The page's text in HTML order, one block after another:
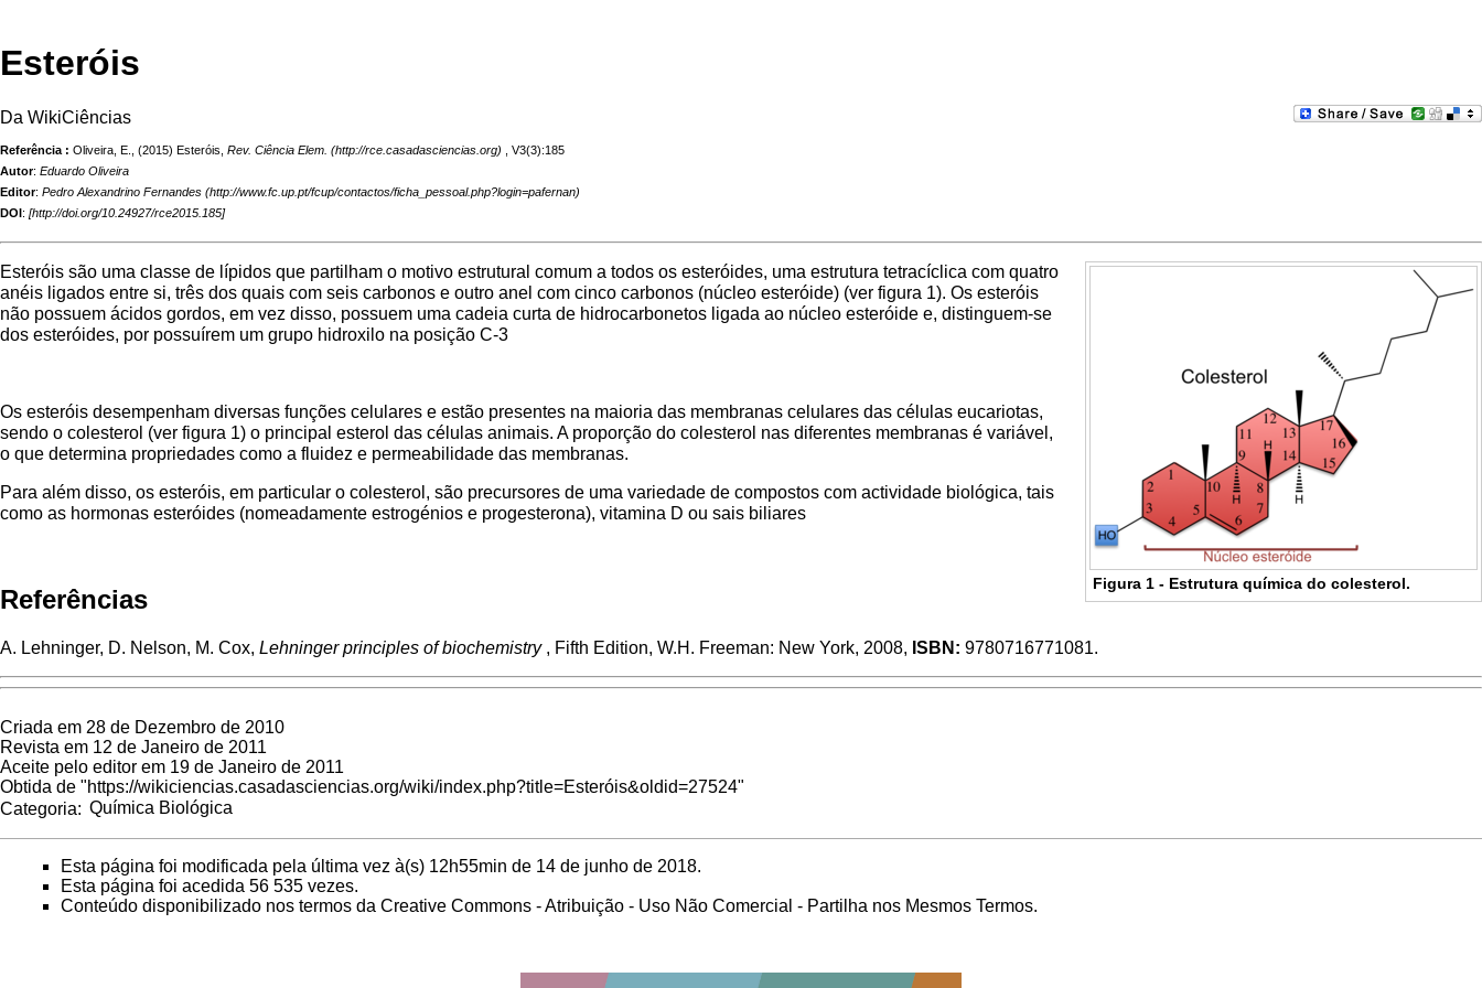
Esteróis
Da WikiCiências
Referência : Oliveira, E., (2015) Esteróis, Rev. Ciência Elem.
, V3(3):185
Autor: Eduardo Oliveira
Editor: Pedro Alexandrino Fernandes
DOI: [http://doi.org/10.24927/rce2015.185]
Figura 1 - Estrutura química do colesterol.
Esteróis são uma classe de lípidos que partilham o motivo estrutural comum a todos os esteróides, uma estrutura tetracíclica com quatro
anéis ligados entre si, três dos quais com seis carbonos e outro anel com cinco carbonos (núcleo esteróide) (ver figura 1). Os esteróis
não possuem ácidos gordos, em vez disso, possuem uma cadeia curta de hidrocarbonetos ligada ao núcleo esteróide e, distinguem-se
dos esteróides, por possuírem um grupo hidroxilo na posição C-3
Os esteróis desempenham diversas funções celulares e estão presentes na maioria das membranas celulares das células eucariotas,
sendo o colesterol (ver figura 1) o principal esterol das células animais. A proporção do colesterol nas diferentes membranas é variável,
o que determina propriedades como a fluidez e permeabilidade das membranas.
Para além disso, os esteróis, em particular o colesterol, são precursores de uma variedade de compostos com actividade biológica, tais
como as hormonas esteróides (nomeadamente estrogénios e progesterona), vitamina D ou sais biliares
Referências
A. Lehninger, D. Nelson, M. Cox, Lehninger principles of biochemistry , Fifth Edition, W.H. Freeman: New York, 2008, ISBN: 9780716771081.
Criada em 28 de Dezembro de 2010
Revista em 12 de Janeiro de 2011
Aceite pelo editor em 19 de Janeiro de 2011
Obtida de "https://wikiciencias.casadasciencias.org/wiki/index.php?title=Esteróis&oldid=27524"
Categoria: Química Biológica
Esta página foi modificada pela última vez à(s) 12h55min de 14 de junho de 2018.
Esta página foi acedida 56 535 vezes.
Conteúdo disponibilizado nos termos da Creative Commons - Atribuição - Uso Não Comercial - Partilha nos Mesmos Termos.